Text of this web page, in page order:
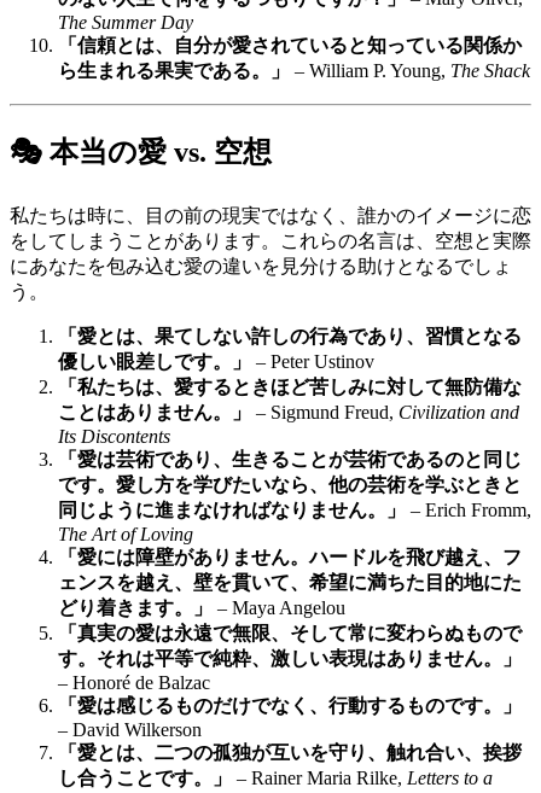
The Summer Day
「信頼とは、自分が愛されていると知っている関係か
ら生まれる果実である。」
– William P. Young, The Shack
🎭 本当の愛 vs. 空想
私たちは時に、目の前の現実ではなく、誰かのイメージに恋
をしてしまうことがあります。これらの名言は、空想と実際
にあなたを包み込む愛の違いを見分ける助けとなるでしょ
う。
「愛とは、果てしない許しの行為であり、習慣となる
優しい眼差しです。」
– Peter Ustinov
「私たちは、愛するときほど苦しみに対して無防備な
ことはありません。」
– Sigmund Freud, Civilization and
Its Discontents
「愛は芸術であり、生きることが芸術であるのと同じ
です。愛し方を学びたいなら、他の芸術を学ぶときと
同じように進まなければなりません。」
– Erich Fromm,
The Art of Loving
「愛には障壁がありません。ハードルを飛び越え、フ
ェンスを越え、壁を貫いて、希望に満ちた目的地にた
どり着きます。」
– Maya Angelou
「真実の愛は永遠で無限、そして常に変わらぬもので
す。それは平等で純粋、激しい表現はありません。」
– Honoré de Balzac
「愛は感じるものだけでなく、行動するものです。」
– David Wilkerson
「愛とは、二つの孤独が互いを守り、触れ合い、挨拶
し合うことです。」
– Rainer Maria Rilke, Letters to a